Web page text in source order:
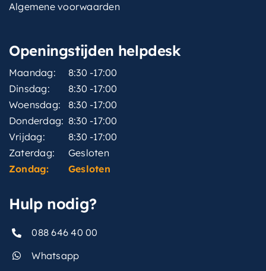
Algemene voorwaarden
Openingstijden helpdesk
Maandag:
8:30 -17:00
Dinsdag:
8:30 -17:00
Woensdag:
8:30 -17:00
Donderdag: 8:30 -17:00
Vrijdag:
8:30 -17:00
Zaterdag:
Gesloten
Zondag:
Gesloten
Hulp nodig?
088 646 40 00
Whatsapp